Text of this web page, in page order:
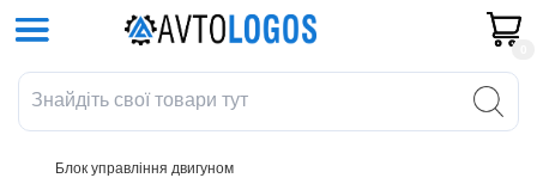
Блок управління двигуном